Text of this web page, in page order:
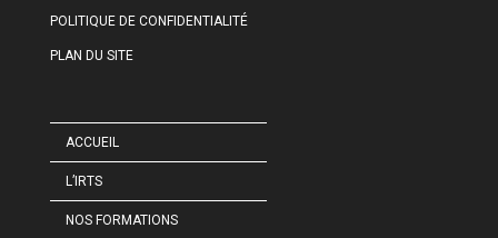
POLITIQUE DE CONFIDENTIALITÉ
PLAN DU SITE
ACCUEIL
L’IRTS
NOS FORMATIONS